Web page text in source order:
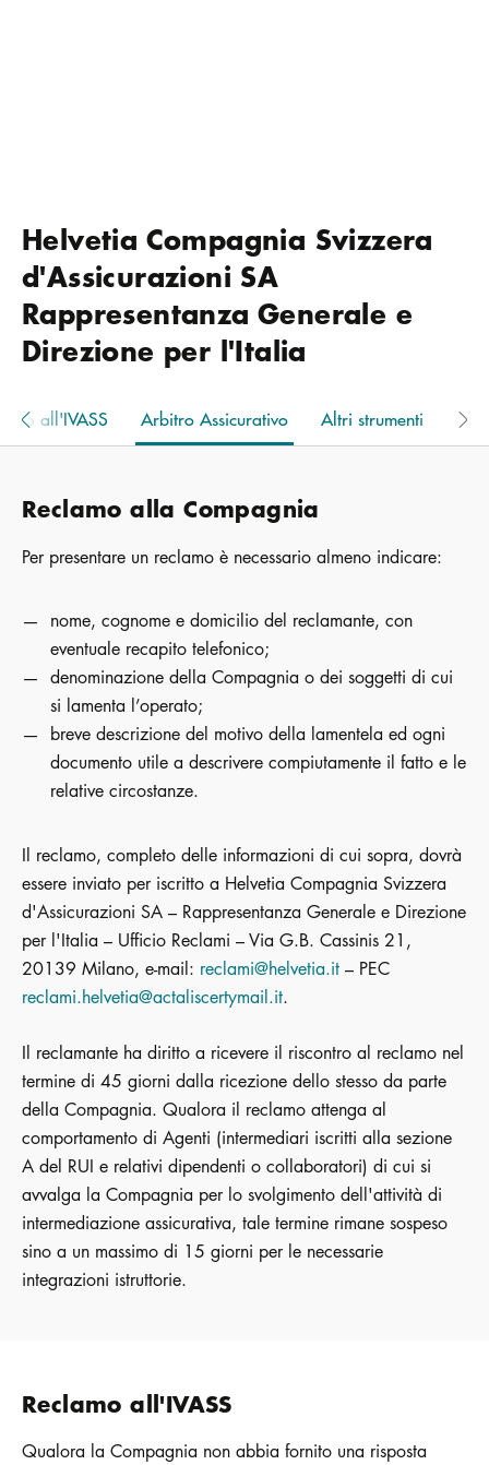
Helvetia Compagnia Svizzera
d'Assicurazioni SA
Rappresentanza Generale e
Direzione per l'Italia
all'IVASS Arbitro Assicurativo Altri strumenti
Reclamo alla Compagnia
Per presentare un reclamo è necessario almeno indicare:
nome, cognome e domicilio del reclamante, con
eventuale recapito telefonico;
denominazione della Compagnia o dei soggetti di cui
si lamenta l’operato;
breve descrizione del motivo della lamentela ed ogni
documento utile a descrivere compiutamente il fatto e le
relative circostanze.
Il reclamo, completo delle informazioni di cui sopra, dovrà
essere inviato per iscritto a Helvetia Compagnia Svizzera
d'Assicurazioni SA – Rappresentanza Generale e Direzione
per l'Italia – Ufficio Reclami – Via G.B. Cassinis 21,
20139 Milano, e-mail: reclami@helvetia.it – PEC
reclami.helvetia@actaliscertymail.it.
Il reclamante ha diritto a ricevere il riscontro al reclamo nel
termine di 45 giorni dalla ricezione dello stesso da parte
della Compagnia. Qualora il reclamo attenga al
comportamento di Agenti (intermediari iscritti alla sezione
A del RUI e relativi dipendenti o collaboratori) di cui si
avvalga la Compagnia per lo svolgimento dell'attività di
intermediazione assicurativa, tale termine rimane sospeso
sino a un massimo di 15 giorni per le necessarie
integrazioni istruttorie.
Reclamo all'IVASS
Qualora la Compagnia non abbia fornito una risposta